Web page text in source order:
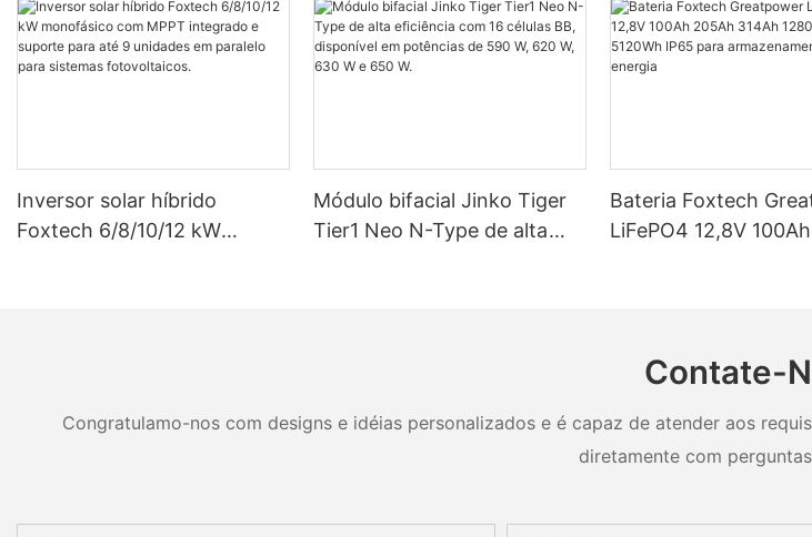
Inversor solar híbrido
Foxtech 6/8/10/12 kW
Módulo bifacial Jinko Tiger
Tier1 Neo N-Type de alta
Bateria Foxtech
LiFePO4 12,8V 100Ah
Contate-
Congratulamo-nos com designs e idéias personalizados e é capaz de atender aos
diretamente com